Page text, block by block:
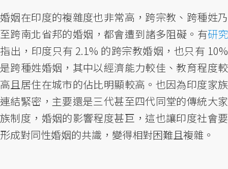
婚姻在印度的複雜度也非常高，跨宗教、跨種姓乃
至跨南北省邦的婚姻，都會遭到諸多阻礙。有研究
指出，印度只有 2.1% 的跨宗教婚姻，也只有 10%
是跨種姓婚姻，其中以經濟能力較佳、教育程度較
高且居住在城市的佔比明顯較高。也因為印度家族
連結緊密，主要還是三代甚至四代同堂的傳統大家
族制度，婚姻的影響程度甚巨，這也讓印度社會要
形成對同性婚姻的共識，變得相對困難且複雜。